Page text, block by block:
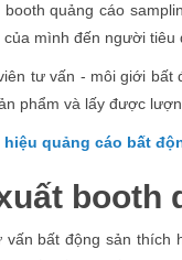
quảng cáo
mình đến người tiêu
tư vấn - môi giới
phẩm và lấy được
hiệu quảng cáo bất
booth
bất động sản thích